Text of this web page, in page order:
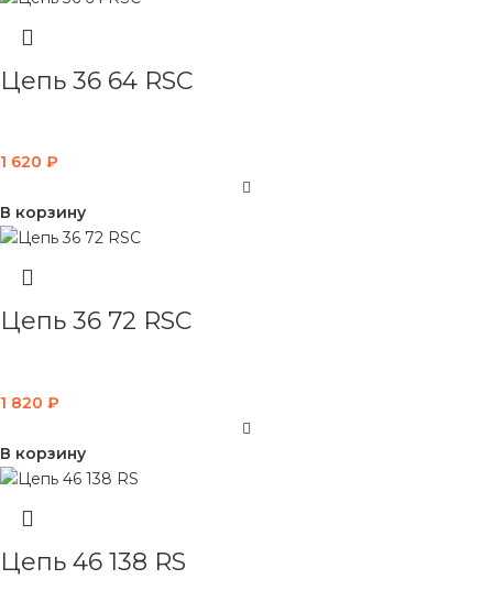
Цепь 36 64 RSC
1 620 ₽
В корзину
Цепь 36 72 RSC
1 820 ₽
В корзину
Цепь 46 138 RS